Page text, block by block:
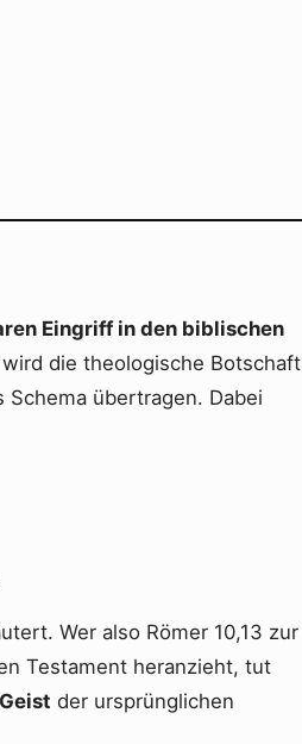
Eingriff in den biblischen
wird die theologische Botschaft
übertragen. Dabei
Wer also Römer 10,13 zur
Testament heranzieht, tut
der ursprünglichen